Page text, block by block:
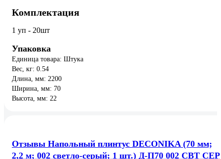
Комплектация
1 уп - 20шт
Упаковка
Единица товара: Штука
Вес, кг: 0.54
Длина, мм: 2200
Ширина, мм: 70
Высота, мм: 22
Отзывы Напольный плинтус DECONIKA (70 мм;
2,2 м; 002 светло-серый; 1 шт.) Д-П70 002 СВТ СЕР